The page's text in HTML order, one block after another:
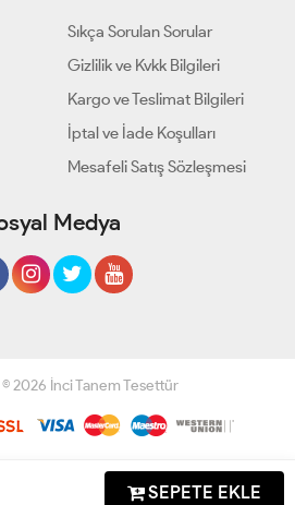
SEPETE EKLE
Sıkça Sorulan Sorular
Gizlilik ve Kvkk Bilgileri
Kargo ve Teslimat Bilgileri
İptal ve İade Koşulları
Mesafeli Satış Sözleşmesi
Medya
2026 İnci Tanem Tesettür
- powered by innovation